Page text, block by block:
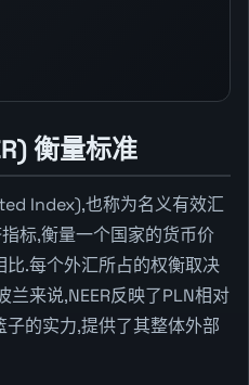
衡量标准
Index),也称为名义有效汇
标,衡量一个国家的货币价
.每个外汇所占的权衡取决
来说,NEER反映了PLN相对
的实力,提供了其整体外部